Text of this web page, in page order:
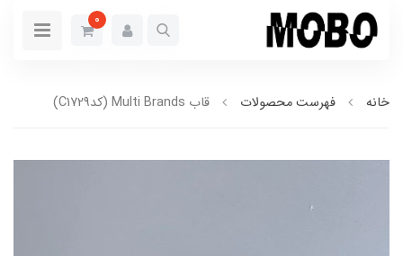
0
خانه فهرست محصولات قاب Multi Brands (کدC1729)